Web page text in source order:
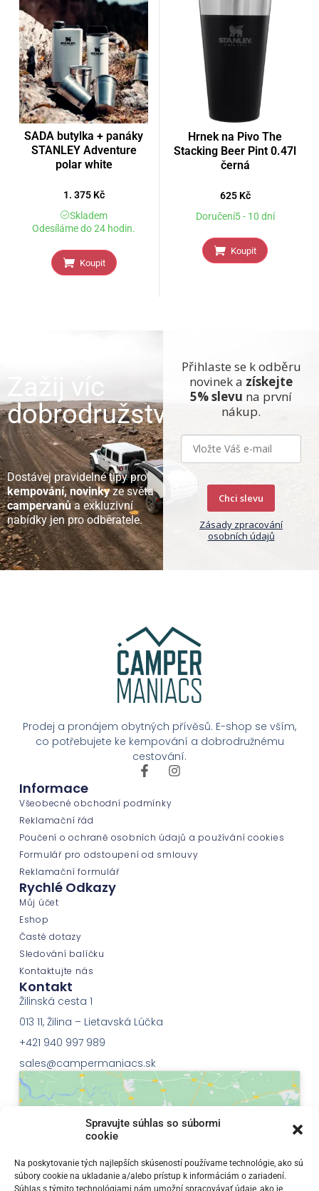
Spravujte súhlas so súbormi
cookie
Na poskytovanie tých najlepších skúseností používame technológie, ako sú
súbory cookie na ukladanie a/alebo prístup k informáciám o zariadení.
Súhlas s týmito technológiami nám umožní spracovávať údaje, ako je
SADA butylka + panáky
STANLEY Adventure
polar white
1. 375 Kč
Skladem
Odesíláme do 24 hodin.
Koupit
Hrnek na Pivo The
Stacking Beer Pint 0.47l
černá
625 Kč
Doručení5 - 10 dní
Koupit
Zažij víc
dobrodružství
Dostávej pravidelné tipy pro
kempování, novinkyze světa
campervanůa exkluzivní
nabídky jen pro odběratele.
Přihlaste se k odběru
novinek a získejte
5% slevu na první
nákup.
Chci slevu
Zásady zpracování
osobních údajů
Prodej a pronájem obytných přívěsů. E-shop se vším,
co potřebujete ke kempování a dobrodružnému
cestování.
Informace
Všeobecné obchodní podmínky
Reklamační řád
Poučení o ochraně osobních údajů a používání cookies
Formulář pro odstoupení od smlouvy
Reklamační formulář
Rychlé Odkazy
Můj účet
Eshop
Časté dotazy
Sledování balíčku
Kontaktujte nás
Kontakt
Žilinská cesta 1
013 11, Žilina – Lietavská Lúčka
+421 940 997 989
sales@campermaniacs.sk
Klepnutím přijměte marketingové soubory
cookie a povolte tento obsah